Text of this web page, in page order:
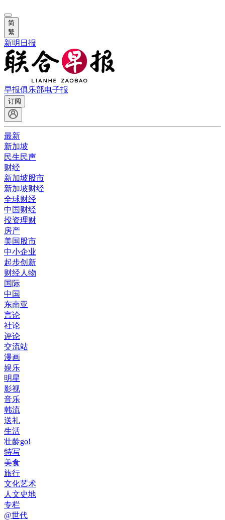
简
繁
新明日报
早报俱乐部电子报
订阅
最新
新加坡
民生民声
财经
新加坡股市
新加坡财经
全球财经
中国财经
投资理财
房产
美国股市
中小企业
起步创新
财经人物
国际
中国
东南亚
言论
社论
评论
交流站
漫画
娱乐
明星
影视
音乐
韩流
送礼
生活
壮龄go!
特写
美食
旅行
文化艺术
人文史地
专栏
@世代